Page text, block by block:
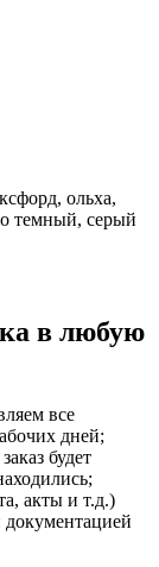
ольха,
темный, серый
в любую
все
дней;
будет
акты и т.д.)
документацией